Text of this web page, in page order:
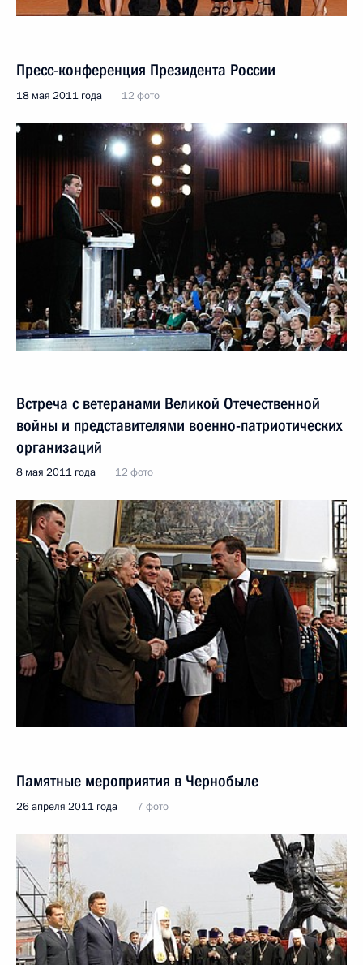
Пресс-конференция Президента России
18 мая 2011 года 12 фото
Встреча с ветеранами Великой Отечественной
войны и представителями военно-патриотических
организаций
8 мая 2011 года 12 фото
Памятные мероприятия в Чернобыле
26 апреля 2011 года 7 фото